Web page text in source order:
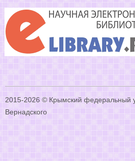
2015-2026 © Крымский федеральный
Вернадского